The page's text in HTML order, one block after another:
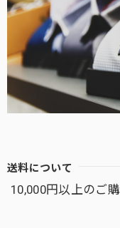
送料について
10,000円以上のご